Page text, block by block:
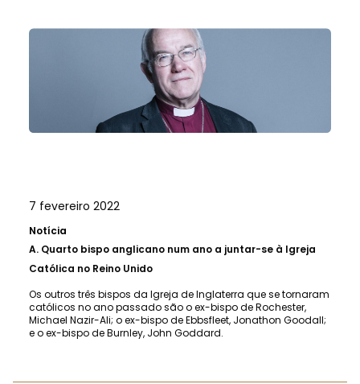
7 fevereiro 2022
Notícia
A. Quarto bispo anglicano num ano a juntar-se à Igreja
Católica no Reino Unido
Os outros três bispos da Igreja de Inglaterra que se tornaram
católicos no ano passado são o ex-bispo de Rochester,
Michael Nazir-Ali; o ex-bispo de Ebbsfleet, Jonathon Goodall;
e o ex-bispo de Burnley, John Goddard.